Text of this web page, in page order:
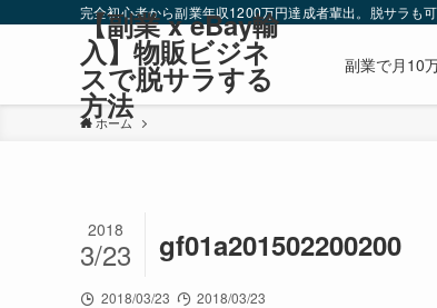
完全初心者から副業年収1200万円達成者輩出。脱サラも
【副業 x eBay輸
入】物販ビジネ
スで脱サラする
方法
副業で月10
ホーム
gf01a201502200200
2018
3/23
2018/03/23 2018/03/23